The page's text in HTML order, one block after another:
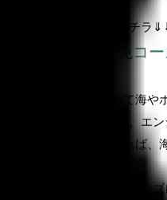
たスマ免のコースがコチラ
ップアップスマ免コ
テップアップは、改めて海や
描けるようになったり、エ
舶操縦士免許を取得すれば、
スの講習は、パソコン・タ